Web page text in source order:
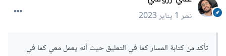
نشر1 يناير 2023
تأكد من كتابة المسار كما في التعليق حيث أنه يعمل معي كما في